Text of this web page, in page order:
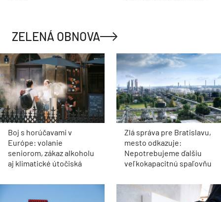
ZELENÁ OBNOVA
Boj s horúčavami v
Európe: volanie
seniorom, zákaz alkoholu
aj klimatické útočiská
Zlá správa pre Bratislavu,
mesto odkazuje:
Nepotrebujeme ďalšiu
veľkokapacitnú spaľovňu